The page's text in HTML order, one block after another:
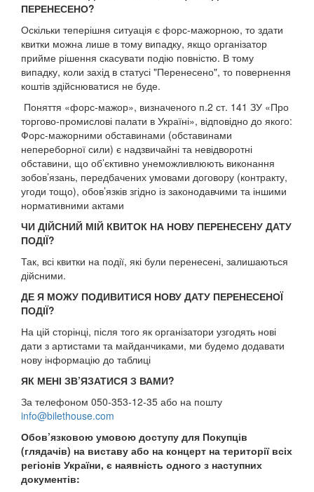
ПЕРЕНЕСЕНО?
Оскільки теперішня ситуація є форс-мажорною, то здати
квитки можна лише в тому випадку, якщо організатор
прийме рішення скасувати подію повністю. В тому
випадку, коли захід в статусі "Перенесено", то повернення
коштів здійснюватися не буде.
Поняття «форс-мажор», визначеного п.2 ст. 141 ЗУ «Про
торгово-промислові палати в Україні», відповідно до якого:
Форс-мажорними обставинами (обставинами
непереборної сили) є надзвичайні та невідворотні
обставини, що об’єктивно унеможливлюють виконання
зобов’язань, передбачених умовами договору (контракту,
угоди тощо), обов’язків згідно із законодавчими та іншими
нормативними актами
ЧИ ДІЙСНИЙ МІЙ КВИТОК НА НОВУ ПЕРЕНЕСЕНУ ДАТУ
ПОДІЇ?
Так, всі квитки на події, які були перенесені, залишаються
дійсними.
ДЕ Я МОЖУ ПОДИВИТИСЯ НОВУ ДАТУ ПЕРЕНЕСЕНОЇ
ПОДІЇ?
На цій сторінці, після того як організатори узгодять нові
дати з артистами та майданчиками, ми будемо додавати
нову інформацію до таблиці
ЯК МЕНІ ЗВ’ЯЗАТИСЯ З ВАМИ?
За телефоном 050-353-12-35 або на пошту
info@bilethouse.com
Обов’язковою умовою доступу для Покупців
(глядачів) на виставу або на концерт на території всіх
регіонів України, є наявність одного з наступних
документів: